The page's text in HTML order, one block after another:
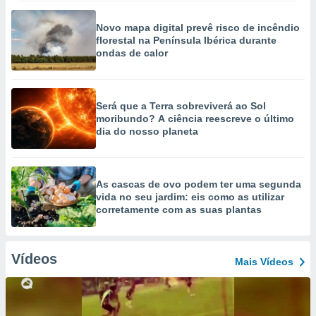
Novo mapa digital prevê risco de incêndio
florestal na Península Ibérica durante
ondas de calor
Será que a Terra sobreviverá ao Sol
moribundo? A ciência reescreve o último
dia do nosso planeta
As cascas de ovo podem ter uma segunda
vida no seu jardim: eis como as utilizar
corretamente com as suas plantas
Vídeos Mais Vídeos